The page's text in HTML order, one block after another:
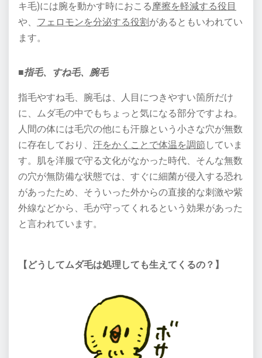
キ毛)には腕を動かす時におこる摩擦を軽減する役目
や、 フェロモンを分泌する役割 があるともいわれてい
ます。
■指毛、すね毛、腕毛
指毛やすね毛、腕毛は、人目につきやすい箇所だけ
に、ムダ毛の中でもちょっと気になる部分ですよね。
人間の体には毛穴の他にも汗腺という小さな穴が無数
に存在しており、 汗をかくことで体温を調節 していま
す。肌を洋服で守る文化がなかった時代、そんな無数
の穴が無防備な状態では、すぐに細菌が侵入する恐れ
があったため、そういった外からの直接的な刺激や紫
外線などから、毛が守ってくれるという効果があった
と言われています。
【どうしてムダ毛は処理しても生えてくるの？】